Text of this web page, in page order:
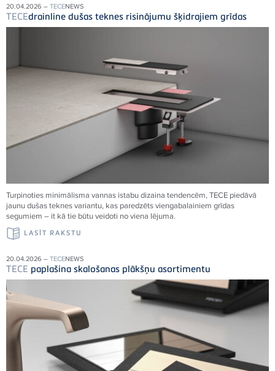
20.04.2026 – TECENEWS
TECEdrainline dušas teknes risinājumu šķidrajiem grīdas
Turpinoties minimālisma vannas istabu dizaina tendencēm,TECE piedāvā
jaunu dušas teknes variantu, kas paredzēts viengabalainiem grīdas
segumiem – it kā tie būtu veidoti no viena lējuma.
LASĪT RAKSTU
20.04.2026 – TECENEWS
TECE paplašina skalošanas plākšņu asortimentu